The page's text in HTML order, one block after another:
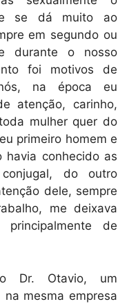
se dá muito ao
em segundo ou
durante o nosso
foi motivos de
na época eu
atenção, carinho,
mulher quer do
primeiro homem e
havia conhecido as
do outro
dele, sempre
me deixava
de
Dr. Otavio, um
mesma empresa